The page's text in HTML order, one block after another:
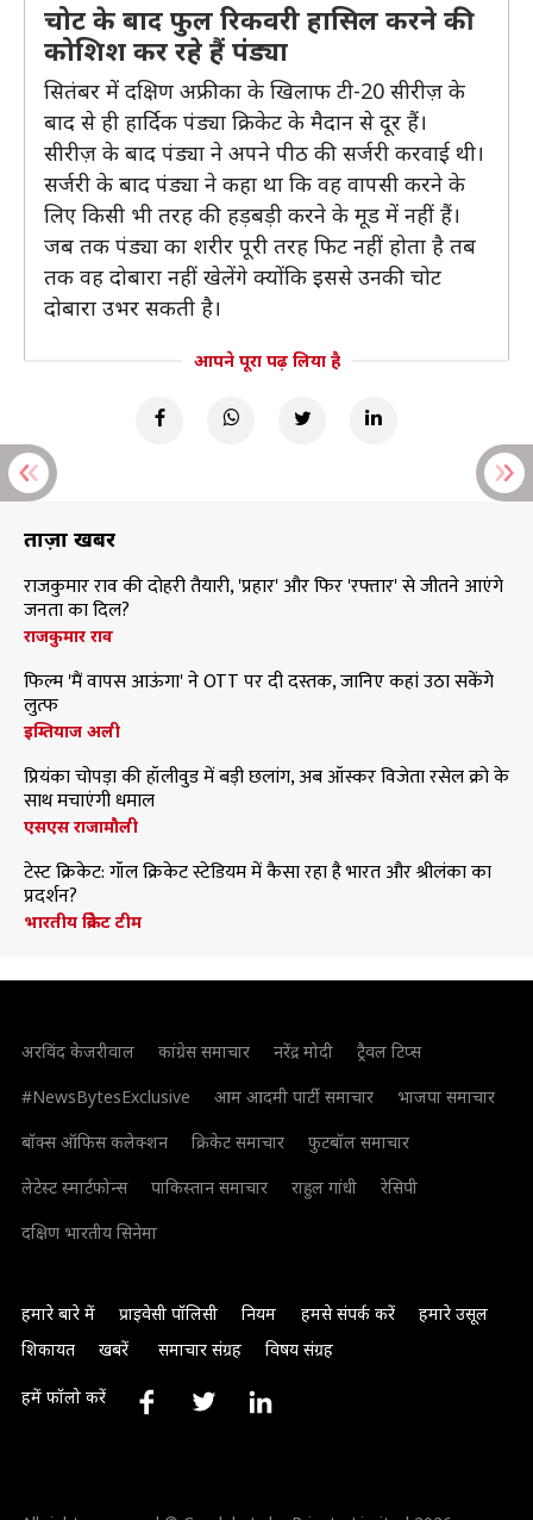
चोट के बाद फुल रिकवरी हासिल करने की
कोशिश कर रहे हैं पंड्या
सितंबर में दक्षिण अफ्रीका के खिलाफ टी-20 सीरीज़ के
बाद से ही हार्दिक पंड्या क्रिकेट के मैदान से दूर हैं।
सीरीज़ के बाद पंड्या ने अपने पीठ की सर्जरी करवाई थी।
सर्जरी के बाद पंड्या ने कहा था कि वह वापसी करने के
लिए किसी भी तरह की हड़बड़ी करने के मूड में नहीं हैं।
जब तक पंड्या का शरीर पूरी तरह फिट नहीं होता है तब
तक वह दोबारा नहीं खेलेंगे क्योंकि इससे उनकी चोट
दोबारा उभर सकती है।
आपने पूरा पढ़ लिया है
ताज़ा खबरें
राजकुमार राव की दोहरी तैयारी, 'प्रहार' और फिर 'रफ्तार' से जीतने आएंगे
जनता का दिल?
राजकुमार राव
फिल्म 'मैं वापस आऊंगा' ने OTT पर दी दस्तक, जानिए कहां उठा सकेंगे
लुत्फ
इम्तियाज अली
प्रियंका चोपड़ा की हॉलीवुड में बड़ी छलांग, अब ऑस्कर विजेता रसेल क्रो के
साथ मचाएंगी धमाल
एसएस राजामौली
टेस्ट क्रिकेट: गॉल क्रिकेट स्टेडियम में कैसा रहा है भारत और श्रीलंका का
प्रदर्शन?
भारतीय क्रिकेट टीम
अरविंद केजरीवाल कांग्रेस समाचार नरेंद्र मोदी
ट्रैवल टिप्स
#NewsBytesExclusive
आम आदमी पार्टी समाचार
भाजपा समाचार
बॉक्स ऑफिस कलेक्शन
क्रिकेट समाचार
फुटबॉल समाचार
लेटेस्ट स्मार्टफोन्स
पाकिस्तान समाचार राहुल गांधी
रेसिपी
दक्षिण भारतीय सिनेमा
हमारे बारे में प्राइवेसी पॉलिसी नियम हमसे संपर्क करें
हमारे उसूल
शिकायत
खबरें समाचार संग्रह विषय संग्रह
हमें फॉलो करें